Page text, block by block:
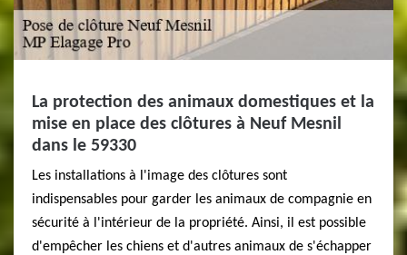
La protection des animaux domestiques et la
mise en place des clôtures à Neuf Mesnil
dans le 59330
Les installations à l'image des clôtures sont
indispensables pour garder les animaux de compagnie en
sécurité à l'intérieur de la propriété. Ainsi, il est possible
d'empêcher les chiens et d'autres animaux de s'échapper